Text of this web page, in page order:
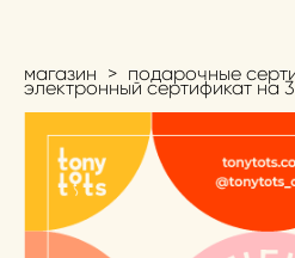
магазин > подарочные
электронный сертификат на